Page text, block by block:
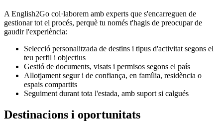
A English2Go col·laborem amb experts que s'encarreguen de
gestionar tot el procés, perquè tu només t'hagis de preocupar de
gaudir l'experiència:
Selecció personalitzada de destins i tipus d'activitat segons el
teu perfil i objectius
Gestió de documents, visats i permisos segons el país
Allotjament segur i de confiança, en família, residència o
espais compartits
Seguiment durant tota l'estada, amb suport si calgués
Destinacions i oportunitats